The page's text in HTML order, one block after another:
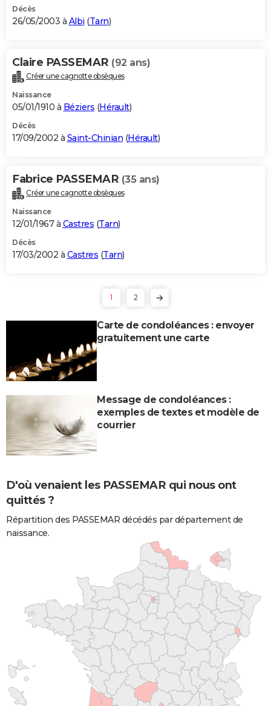
Décès
26/05/2003 à Albi (Tarn)
Claire PASSEMAR (92 ans)
Créer une cagnotte obsèques
Naissance
05/01/1910 à Béziers (Hérault)
Décès
17/09/2002 à Saint-Chinian (Hérault)
Fabrice PASSEMAR (35 ans)
Créer une cagnotte obsèques
Naissance
12/01/1967 à Castres (Tarn)
Décès
17/03/2002 à Castres (Tarn)
1 2
Carte de condoléances : envoyer
gratuitement une carte
Message de condoléances :
exemples de textes et modèle de
courrier
D'où venaient les PASSEMAR qui nous ont
quittés ?
Répartition des PASSEMAR décédés par département de
naissance.